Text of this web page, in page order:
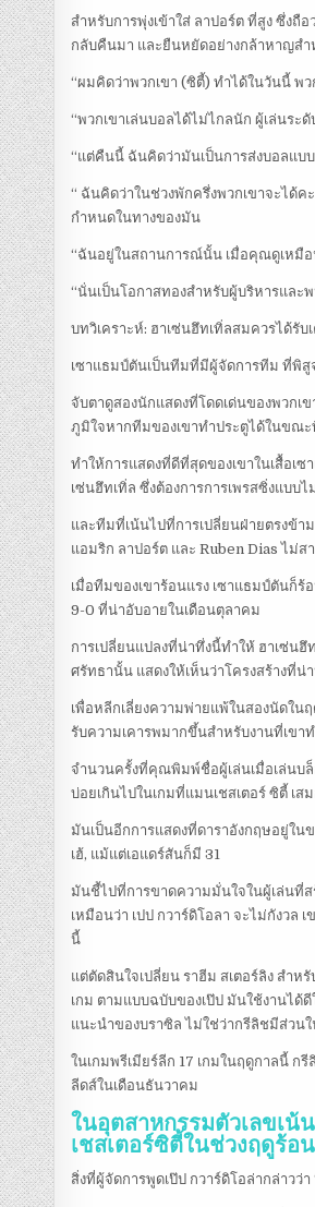
สำหรับการพุ่งเข้าใส่ ลาปอร์ต ที่สูง ซึ่งถื
กลับคืนมา และยืนหยัดอย่างกล้าหาญสำ
“ผมคิดว่าพวกเขา (ซิตี้) ทำได้ในวันนี้ พ
“พวกเขาเล่นบอลได้ไม่ไกลนัก ผู้เล่นระ
“แต่คืนนี้ ฉันคิดว่ามันเป็นการส่งบอลแบ
“ ฉันคิดว่าในช่วงพักครึ่งพวกเขาจะได้
กำหนดในทางของมัน
“ฉันอยู่ในสถานการณ์นั้น เมื่อคุณดูเหมื
“นั่นเป็นโอกาสทองสำหรับผู้บริหารและ
บทวิเคราะห์: ฮาเซ่นฮึทเทิ่ลสมควรได้รับ
เซาแธมป์ตันเป็นทีมที่มีผู้จัดการทีม ที่พิสู
จับตาดูสองนักแสดงที่โดดเด่นของพวกเ
ภูมิใจหากทีมของเขาทำประตูได้ในขณ
ทำให้การแสดงที่ดีที่สุดของเขาในเสื้อเ
เซ่นฮึทเทิ่ล ซึ่งต้องการการเพรสซิ่งแบ
และทีมที่เน้นไปที่การเปลี่ยนฝ่ายตรงข้า
แอมริก ลาปอร์ต และ Ruben Dias ไม่ส
เมื่อทีมของเขาร้อนแรง เซาแธมป์ตันก็ร้
9-0 ที่น่าอับอายในเดือนตุลาคม
การเปลี่ยนแปลงที่น่าทึ่งนี้ทำให้ ฮาเซ่น
ศรัทธานั้น แสดงให้เห็นว่าโครงสร้างที่
เพื่อหลีกเลี่ยงความพ่ายแพ้ในสองนัดใน
รับความเคารพมากขึ้นสำหรับงานที่เขา
จำนวนครั้งที่คุณพิมพ์ชื่อผู้เล่นเมื่อเล่นบล็
บ่อยเกินไปในเกมที่แมนเชสเตอร์ ซิตี้ เส
มันเป็นอีกการแสดงที่ดาราอังกฤษอยู่ใน
เฮ้, แม้แต่เอแดร์สันก็มี 31
มันชี้ไปที่การขาดความมั่นใจในผู้เล่นที่
เหมือนว่า เปป กวาร์ดิโอลา จะไม่กังวล
นี้
แต่ตัดสินใจเปลี่ยน ราฮีม สเตอร์ลิง สำห
เกม ตามแบบฉบับของเป๊ป มันใช้งานไ
แนะนำของบราซิล ไม่ใช่ว่ากรีลิชมีส่วน
ในเกมพรีเมียร์ลีก 17 เกมในฤดูกาลนี้ ก
ลีดส์ในเดือนธันวาคม
ในอุตสาหกรรมตัวเลขเ
เชสเตอร์ซิตี้ในช่วงฤดูร้อน
สิ่งที่ผู้จัดการพูดเป๊ป กวาร์ดิโอล่ากล่าวว่